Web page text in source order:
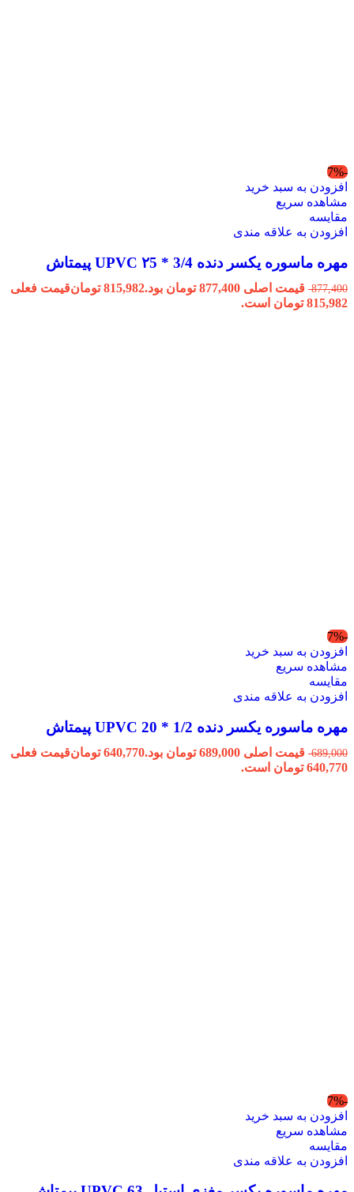
-7%
افزودن به سبد خرید
مشاهده سریع
مقایسه
افزودن به علاقه مندی
مهره ماسوره یکسر دنده 3/4 * ۲5 UPVC پیمتاش
877,400 قیمت اصلی 877,400 تومان بود. 815,982 تومانقیمت فعلی
815,982 تومان است.
-7%
افزودن به سبد خرید
مشاهده سریع
مقایسه
افزودن به علاقه مندی
مهره ماسوره یکسر دنده 1/2 * 20 UPVC پیمتاش
689,000 قیمت اصلی 689,000 تومان بود. 640,770 تومانقیمت فعلی
640,770 تومان است.
-7%
افزودن به سبد خرید
مشاهده سریع
مقایسه
افزودن به علاقه مندی